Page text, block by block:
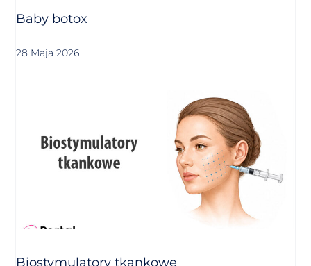
Baby botox
28 Maja 2026
Biostymulatory tkankowe